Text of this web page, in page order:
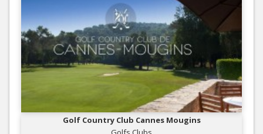
Golf Country Club Cannes Mougins